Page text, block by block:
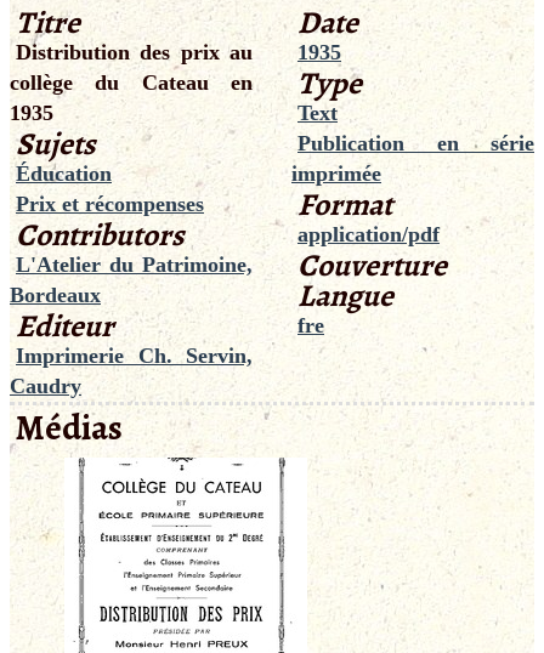
Titre
Distribution des prix au
collège du Cateau en
1935
Sujets
Éducation
Prix et récompenses
Contributors
L'Atelier du Patrimoine,
Bordeaux
Editeur
Imprimerie Ch. Servin,
Caudry
Date
1935
Type
Text
Publication en série
imprimée
Format
application/pdf
Couverture
Langue
fre
Médias